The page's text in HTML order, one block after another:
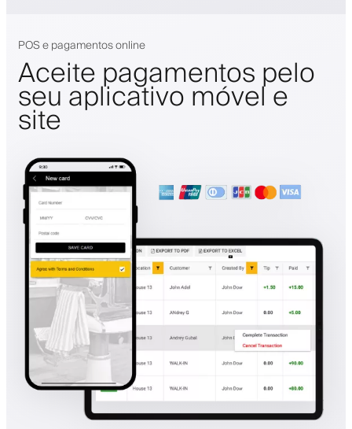
POS e pagamentos online
Aceite pagamentos pelo
seu aplicativo móvel e
site